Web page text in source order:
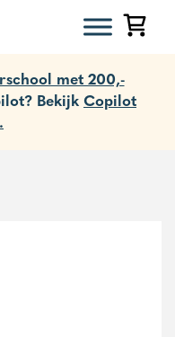
met 200,-
Bekijk Copilot